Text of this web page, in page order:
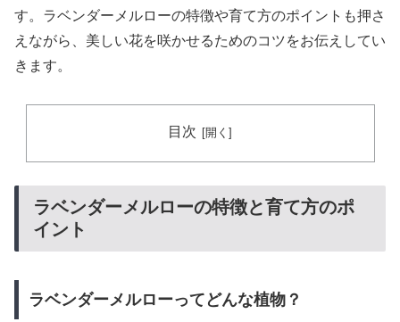
す。ラベンダーメルローの特徴や育て方のポイントも押さ
えながら、美しい花を咲かせるためのコツをお伝えしてい
きます。
目次
ラベンダーメルローの特徴と育て方のポ
イント
ラベンダーメルローってどんな植物？